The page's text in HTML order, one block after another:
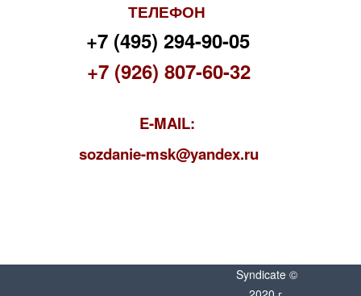
ТЕЛЕФОН
+7 (495) 294-90-05
+7 (926) 807-60-32
E-MAIL:
sozdanie-msk@yandex.ru
Syndicate ©